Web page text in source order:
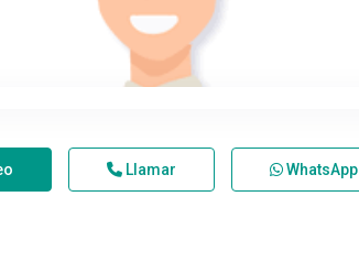
Llamar WhatsApp